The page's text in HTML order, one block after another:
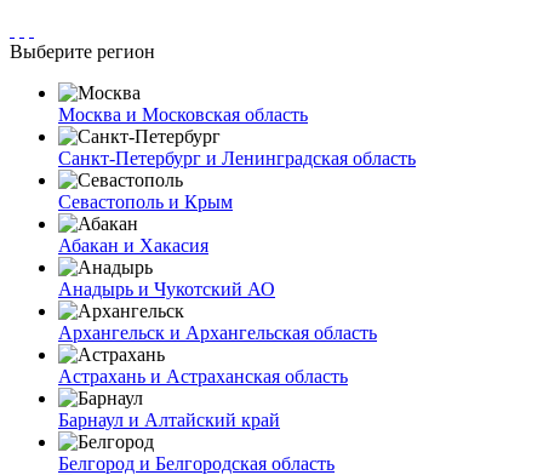
Выберите регион
Москва и Московская область
Санкт-Петербург и Ленинградская область
Севастополь и Крым
Абакан и Хакасия
Анадырь и Чукотский АО
Архангельск и Архангельская область
Астрахань и Астраханская область
Барнаул и Алтайский край
Белгород и Белгородская область